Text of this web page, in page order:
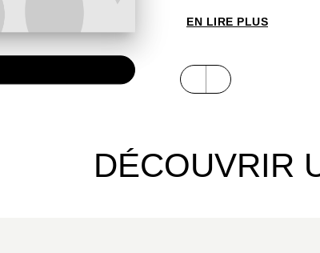
EN LIRE PLUS
DÉCOUVRIR